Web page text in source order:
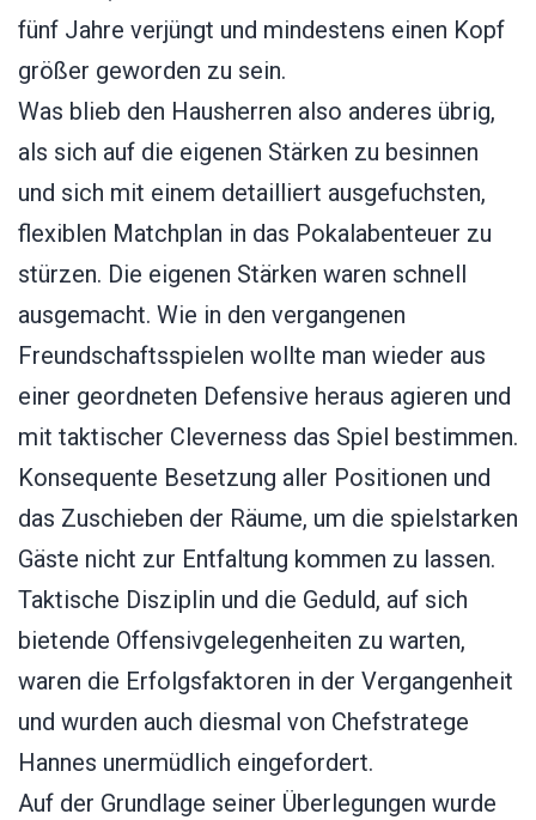
fünf Jahre verjüngt und mindestens einen Kopf
größer geworden zu sein.
Was blieb den Hausherren also anderes übrig,
als sich auf die eigenen Stärken zu besinnen
und sich mit einem detailliert ausgefuchsten,
flexiblen Matchplan in das Pokalabenteuer zu
stürzen. Die eigenen Stärken waren schnell
ausgemacht. Wie in den vergangenen
Freundschaftsspielen wollte man wieder aus
einer geordneten Defensive heraus agieren und
mit taktischer Cleverness das Spiel bestimmen.
Konsequente Besetzung aller Positionen und
das Zuschieben der Räume, um die spielstarken
Gäste nicht zur Entfaltung kommen zu lassen.
Taktische Disziplin und die Geduld, auf sich
bietende Offensivgelegenheiten zu warten,
waren die Erfolgsfaktoren in der Vergangenheit
und wurden auch diesmal von Chefstratege
Hannes unermüdlich eingefordert.
Auf der Grundlage seiner Überlegungen wurde